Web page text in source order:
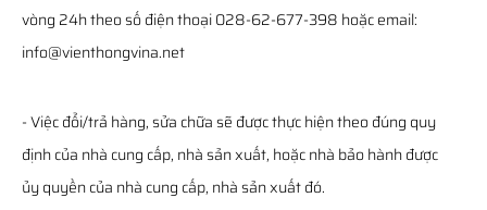
vòng 24h theo số điện thoại 028-62-677-398 hoặc email:
info@vienthongvina.net
- Việc đổi/trả hàng, sửa chữa sẽ được thực hiện theo đúng quy
định của nhà cung cấp, nhà sản xuất, hoặc nhà bảo hành được
ủy quyền của nhà cung cấp, nhà sản xuất đó.